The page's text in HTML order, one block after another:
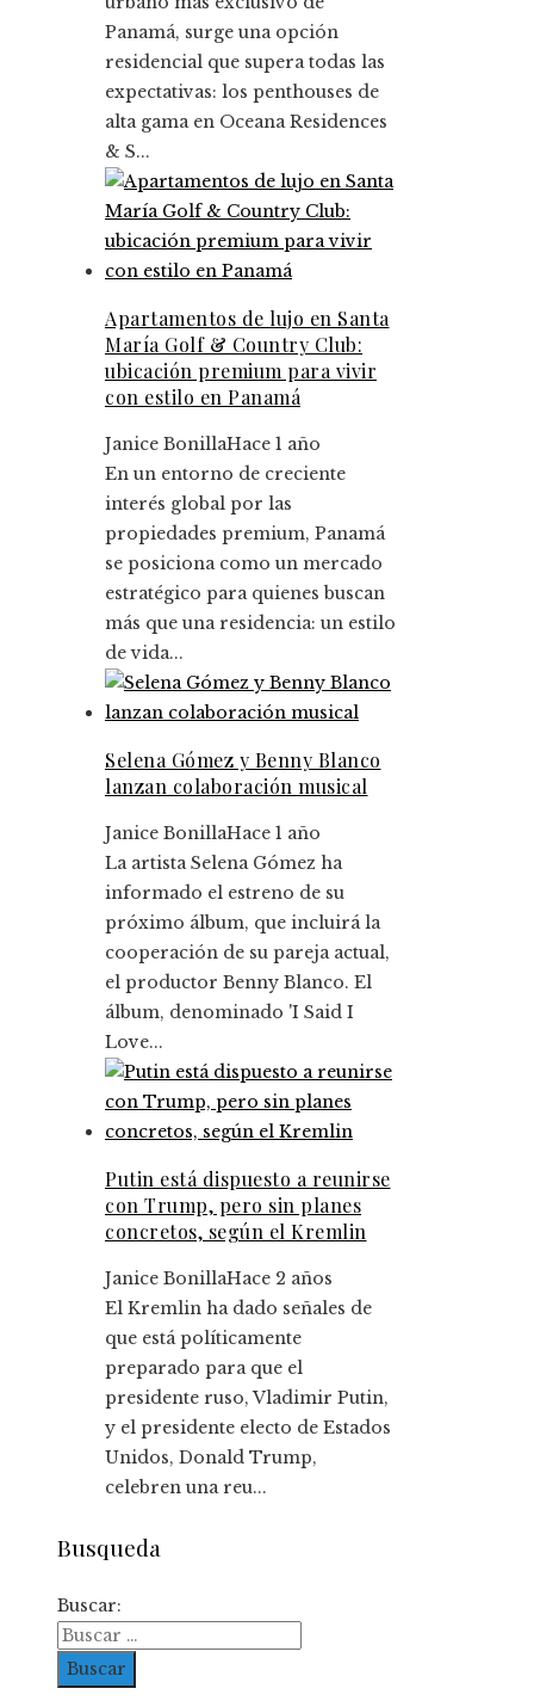
Panamá, surge una opción
residencial que supera todas las
expectativas: los penthouses de
alta gama en Oceana Residences
& S...
Apartamentos de lujo en Santa
María Golf & Country Club:
ubicación premium para vivir
con estilo en Panamá
Janice BonillaHace 1 año
En un entorno de creciente
interés global por las
propiedades premium, Panamá
se posiciona como un mercado
estratégico para quienes buscan
más que una residencia: un estilo
de vida...
Selena Gómez y Benny Blanco
lanzan colaboración musical
Janice BonillaHace 1 año
La artista Selena Gómez ha
informado el estreno de su
próximo álbum, que incluirá la
cooperación de su pareja actual,
el productor Benny Blanco. El
álbum, denominado 'I Said I
Love...
Putin está dispuesto a reunirse
con Trump, pero sin planes
concretos, según el Kremlin
Janice BonillaHace 2 años
El Kremlin ha dado señales de
que está políticamente
preparado para que el
presidente ruso, Vladimir Putin,
y el presidente electo de Estados
Unidos, Donald Trump,
celebren una reu...
Busqueda
Buscar: